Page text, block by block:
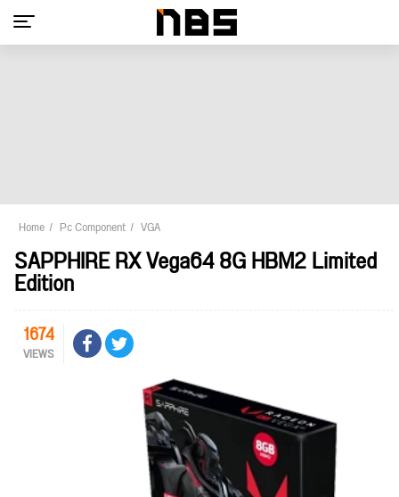
Home Pc Component VGA
SAPPHIRE RX Vega64 8G HBM2 Limited
Edition
1674
VIEWS